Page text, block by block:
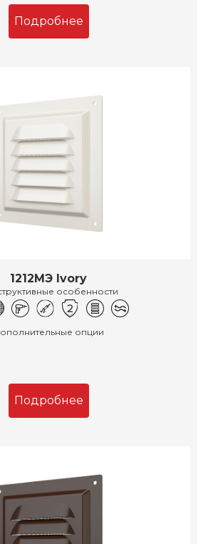
Подробнее
1212МЭ Ivory
особенности
опции
Подробнее